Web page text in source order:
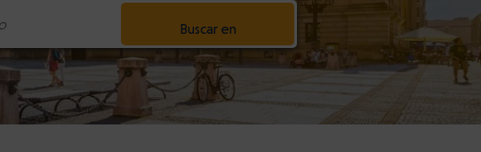
Buscar en